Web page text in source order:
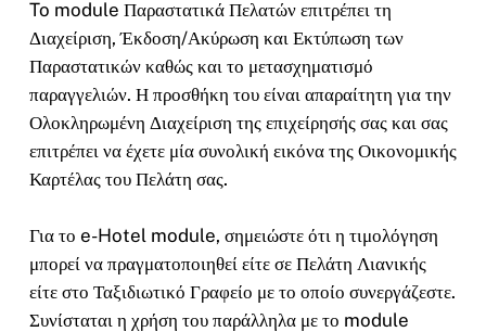
To module Παραστατικά Πελατών επιτρέπει τη
Διαχείριση, Έκδοση/Ακύρωση και Εκτύπωση των
Παραστατικών καθώς και το μετασχηματισμό
παραγγελιών. Η προσθήκη του είναι απαραίτητη για την
Ολοκληρωμένη Διαχείριση της επιχείρησής σας και σας
επιτρέπει να έχετε μία συνολική εικόνα της Οικονομικής
Καρτέλας του Πελάτη σας.
Για το e-Hotel module, σημειώστε ότι η τιμολόγηση
μπορεί να πραγματοποιηθεί είτε σε Πελάτη Λιανικής
είτε στο Ταξιδιωτικό Γραφείο με το οποίο συνεργάζεστε.
Συνίσταται η χρήση του παράλληλα με το module